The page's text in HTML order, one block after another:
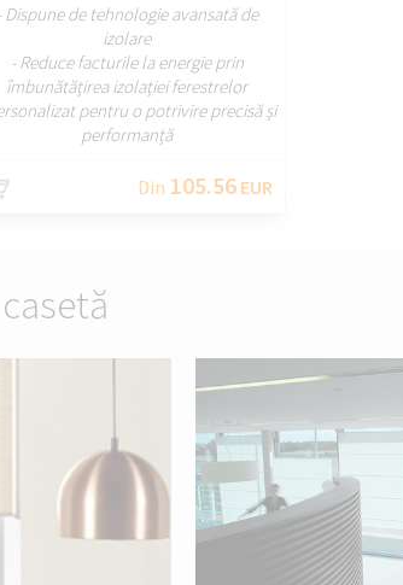
- Dispune de tehnologie avansată de
izolare
- Reduce facturile la energie prin
îmbunătățirea izolației ferestrelor
pentru o potrivire precisă și
performanță
Din 105.56EUR